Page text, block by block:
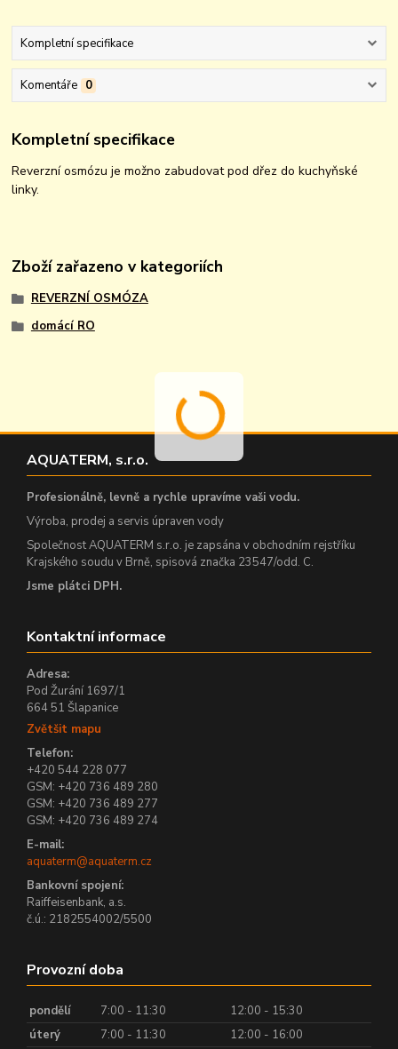
Kompletní specifikace
Komentáře 0
Kompletní specifikace
Reverzní osmózu je možno zabudovat pod dřez do kuchyňské
linky.
Zboží zařazeno v kategoriích
REVERZNÍ OSMÓZA
domácí RO
AQUATERM, s.r.o.
Profesionálně, levně a rychle upravíme vaši vodu.
Výroba, prodej a servis úpraven vody
Společnost AQUATERM s.r.o. je zapsána v obchodním rejstříku
Krajského soudu v Brně, spisová značka 23547/odd. C.
Jsme plátci DPH.
Kontaktní informace
Adresa:
Pod Žurání 1697/1
664 51 Šlapanice
Zvětšit mapu
Telefon:
+420 544 228 077
GSM: +420 736 489 280
GSM: +420 736 489 277
GSM: +420 736 489 274
E-mail:
aquaterm@aquaterm.cz
Bankovní spojení:
Raiffeisenbank, a.s.
č.ú.: 2182554002/5500
Provozní doba
pondělí 7:00 - 11:30
12:00 - 15:30
úterý
7:00 - 11:30
12:00 - 16:00